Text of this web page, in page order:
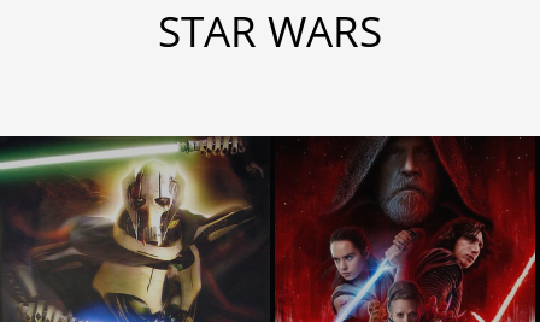
STAR WARS